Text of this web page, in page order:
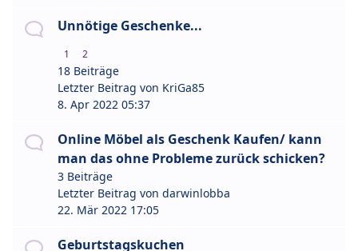
Unnötige Geschenke...
1 2
18 Beiträge
Letzter Beitrag von KriGa85
8. Apr 2022 05:37
Online Möbel als Geschenk Kaufen/ kann
man das ohne Probleme zurück schicken?
3 Beiträge
Letzter Beitrag von darwinlobba
22. Mär 2022 17:05
Geburtstagskuchen